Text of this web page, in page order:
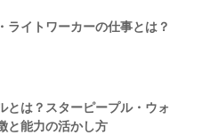
ライトワーカーの仕事とは？
とは？スターピープル・ウォ
と能力の活かし方